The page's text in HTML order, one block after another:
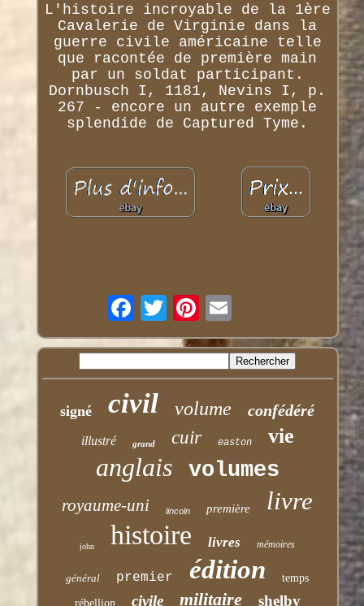
L'histoire incroyable de la 1ère
Cavalerie de Virginie dans la
guerre civile américaine telle
que racontée de première main
par un soldat participant.
Dornbusch I, 1181, Nevins I, p.
267 - encore un autre exemple
splendide de Captured Tyme.
signé civil volume confédéré
illustré grand cuir easton vie
anglais volumes
royaume-uni lincoln première livre
john histoire livres mémoires
général premier édition temps
rébellion civile militaire shelby